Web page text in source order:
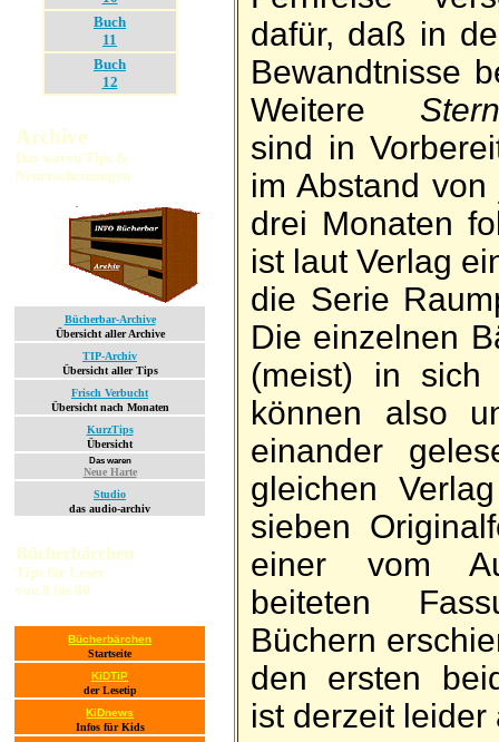
Buch
11
Buch
12
Archive
Das waren Tips &
Neuerscheinungen
Bücherbar-Archive
Übersicht aller Archive
TIP-Archiv
Übersicht aller Tips
Frisch Verbucht
Übersicht nach Monaten
KurzTips
Übersicht
Das waren
Neue Harte
Studio
das audio-archiv
Bücherbärchen
Tips für Leser
von 8 bis 80
Bücherbärchen
Startseite
KiDTiP
der Lesetip
KiDnews
Infos für Kids
dafür, daß in
Bewandtnisse
Weitere
sind in
im Ab­stand
drei Mo­naten
ist laut Ver­lag
die Serie
Die ein­zelnen
(meist) in sich
können also
ein­ander
gleichen
sieben
einer vom
beiteten
Büchern
den ersten
ist der­zeit leider